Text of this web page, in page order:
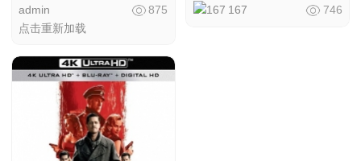
admin
点击重新加载
875 167 746